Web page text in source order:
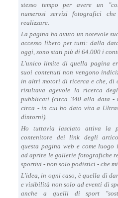
stesso tempo per avere un
numerosi servizi fotografici
realizzare.
La pagina ha avuto un notevole
accesso libero per tutti: dalla
oggi, sono stati più di 64.000 i
L'unico limite di quella pagina
suoi contenuti non vengono
in altri motori di ricerca e che, di
risultava agevole la ricerca
pubblicati (circa 340 alla data -
circa - in cui ho dato vita a
dintorni).
Ho tuttavia lasciato attiva la
contenitore dei link degli
questa pagina web e come
ad aprire le gallerie fotografiche
sportivi - non solo podistici - che
L'idea, in ogni caso, è quella di
e visibilità non solo ad eventi di
anche a quelli di sport